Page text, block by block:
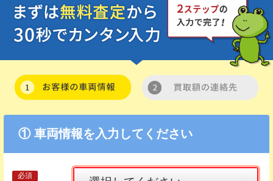
① 車両情報を入力してください